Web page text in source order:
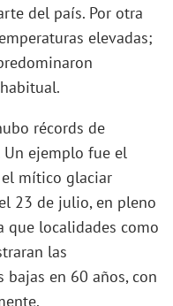
del país. Por otra
elevadas;
récords de
Un ejemplo fue el
mítico glaciar
23 de julio, en pleno
que localidades como
las
bajas en 60 años, con